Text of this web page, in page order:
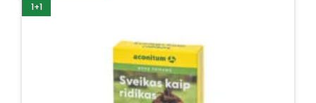
1+1